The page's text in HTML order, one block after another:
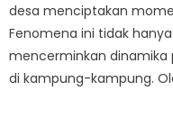
desa menciptakan
Fenomena ini tidak
mencerminkan dinamika
di kampung-kampung.